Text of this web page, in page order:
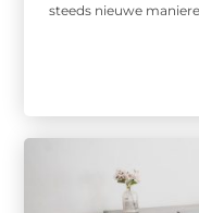
steeds nieuwe